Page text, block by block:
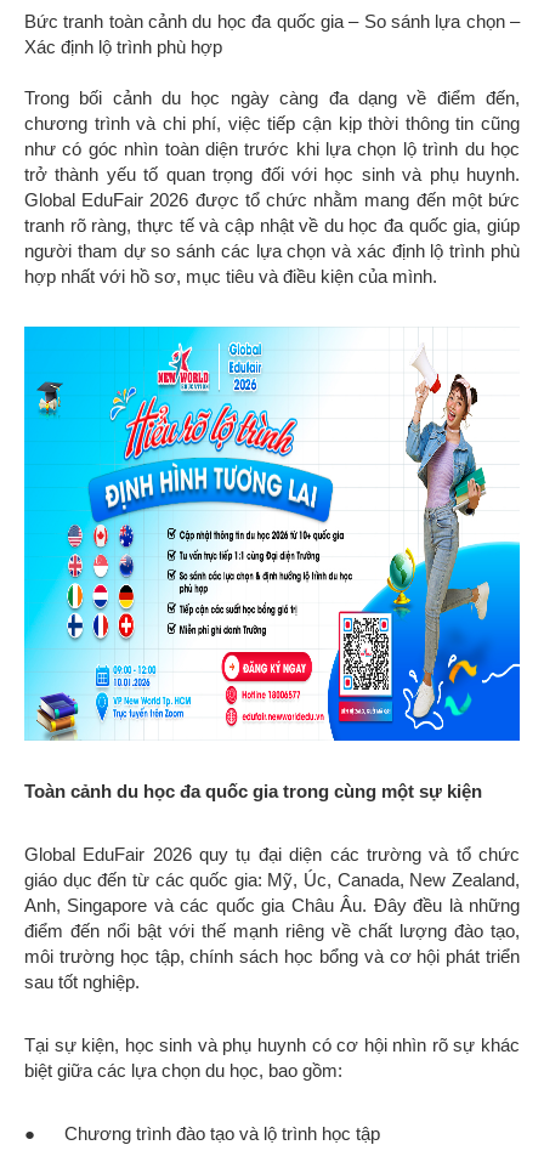
Bức tranh toàn cảnh du học đa quốc gia – So sánh lựa chọn –
Xác định lộ trình phù hợp
Trong bối cảnh du học ngày càng đa dạng về điểm đến,
chương trình và chi phí, việc tiếp cận kịp thời thông tin cũng
như có góc nhìn toàn diện trước khi lựa chọn lộ trình du học
trở thành yếu tố quan trọng đối với học sinh và phụ huynh.
Global EduFair 2026 được tổ chức nhằm mang đến một bức
tranh rõ ràng, thực tế và cập nhật về du học đa quốc gia, giúp
người tham dự so sánh các lựa chọn và xác định lộ trình phù
hợp nhất với hồ sơ, mục tiêu và điều kiện của mình.
Toàn cảnh du học đa quốc gia trong cùng một sự kiện
Global EduFair 2026 quy tụ đại diện các trường và tổ chức
giáo dục đến từ các quốc gia: Mỹ, Úc, Canada, New Zealand,
Anh, Singapore và các quốc gia Châu Âu. Đây đều là những
điểm đến nổi bật với thế mạnh riêng về chất lượng đào tạo,
môi trường học tập, chính sách học bổng và cơ hội phát triển
sau tốt nghiệp.
Tại sự kiện, học sinh và phụ huynh có cơ hội nhìn rõ sự khác
biệt giữa các lựa chọn du học, bao gồm:
● Chương trình đào tạo và lộ trình học tập